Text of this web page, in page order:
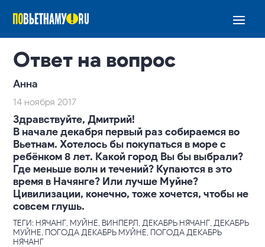
Ответ на вопрос
Анна
14 ноября 2017
Здравствуйте, Дмитрий!
В начале декабря первый раз собираемся во
Вьетнам. Хотелось бы покупаться в море с
ребёнком 8 лет. Какой город Вы бы выбрали?
Где меньше волн и течений? Купаются в это
время в Начянге? Или лучше Муйне?
Цивилизации, конечно, тоже хочется, чтобы не
совсем глушь.
ТЕГИ: НЯЧАНГ, МУЙНЕ, ВИНПЕРЛ, ДЕКАБРЬ НЯЧАНГ, ДЕКАБРЬ
МУЙНЕ, ПОГОДА ДЕКАБРЬ МУЙНЕ, ПОГОДА ДЕКАБРЬ
НЯЧАНГ